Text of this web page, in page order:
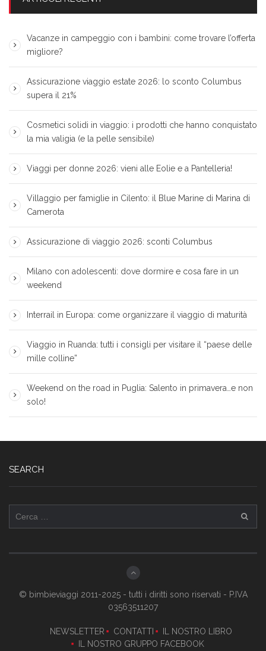
Vacanze in campeggio con i bambini: come trovare l’offerta
migliore?
Assicurazione viaggio estate 2026: lo sconto Columbus
supera il 21%
Cosmetici solidi in viaggio: i prodotti che hanno conquistato
la mia valigia (e la pelle sensibile)
Viaggi per donne 2026: vieni alle Eolie e a Pantelleria!
Villaggio per famiglie in Cilento: il Blue Marine di Marina di
Camerota
Assicurazione di viaggio 2026: sconti Columbus
Milano con adolescenti: dove dormire e cosa fare in un
weekend
Interrail in Europa: come organizzare il viaggio di maturità
Viaggio in Ruanda: tutti i consigli per visitare il “paese delle
mille colline”
Weekend on the road in Puglia: Salento in primavera…e non
solo!
SEARCH
per:
© bimbieviaggi 2011-2025 - tutti i diritti sono riservati - P.IVA
03563511207
NEWSLETTER CONTATTI
IL NOSTRO LIBRO
IL NOSTRO GRUPPO FACEBOOK